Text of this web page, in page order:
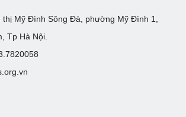
thị Mỹ Đình Sông Đà, phường Mỹ Đình 1,
Tp Hà Nội.